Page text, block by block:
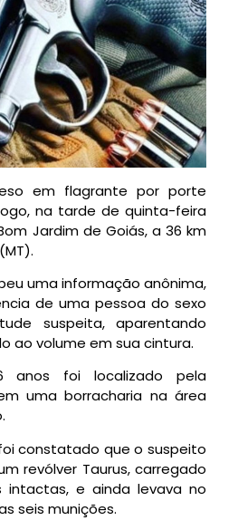
em flagrante por porte
na tarde de quinta-feira
Jardim de Goiás, a 36 km
uma informação anônima,
de uma pessoa do sexo
suspeita, aparentando
ao volume em sua cintura.
anos foi localizado pela
uma borracharia na área
constatado que o suspeito
revólver Taurus, carregado
intactas, e ainda levava no
seis munições.